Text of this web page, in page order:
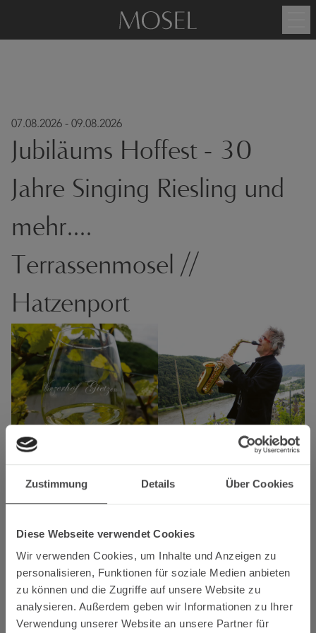
Zustimmung Details Über Cookies
Diese Webseite verwendet Cookies
Wir verwenden Cookies, um Inhalte und Anzeigen zu
personalisieren, Funktionen für soziale Medien anbieten
zu können und die Zugriffe auf unsere Website zu
analysieren. Außerdem geben wir Informationen zu Ihrer
Verwendung unserer Website an unsere Partner für
07.08.2026 - 09.08.2026
Jubiläums Hoffest - 30
Jahre Singing Riesling und
mehr....
Terrassenmosel //
Hatzenport
Musik für Herz und Seele
mit dem Vokalquartett Amabile
Preis pro Person: 45 €
Aperitif, Musik, Winzerabendessen zzgl. Wein, Wasser
Reservierung erforderlich
Samstag, 8. August 2026, 19.00 Uhr